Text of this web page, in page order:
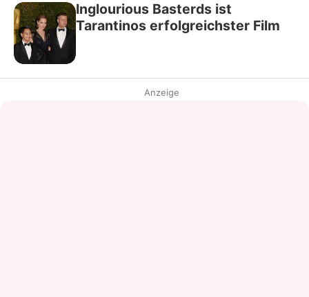
Inglourious Basterds ist
Tarantinos erfolgreichster Film
Anzeige